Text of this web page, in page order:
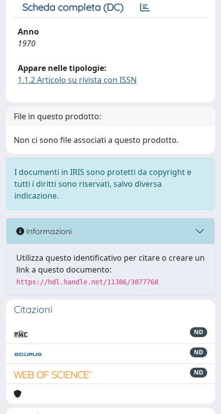
Scheda completa (DC)
Anno
1970
Appare nelle tipologie:
1.1.2 Articolo su rivista con ISSN
File in questo prodotto:
Non ci sono file associati a questo prodotto.
I documenti in IRIS sono protetti da copyright e
tutti i diritti sono riservati, salvo diversa
indicazione.
Informazioni
Utilizza questo identificativo per citare o creare un
link a questo documento:
https://hdl.handle.net/11386/3877768
Citazioni
ND
ND
ND